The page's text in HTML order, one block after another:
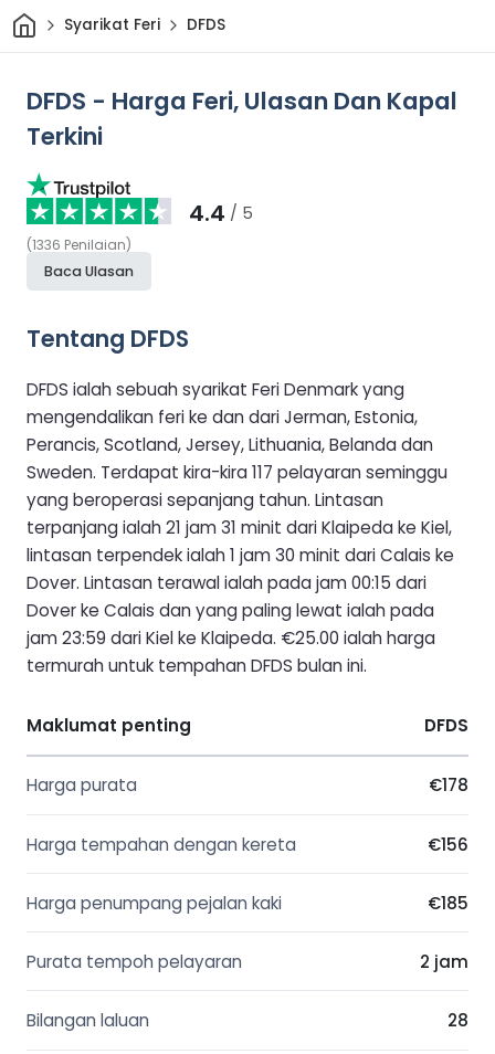
Rumah
Syarikat Feri DFDS
DFDS - Harga Feri, Ulasan Dan Kapal
Terkini
4.4 / 5
(1336 Penilaian)
Baca Ulasan
Tentang DFDS
DFDS ialah sebuah syarikat Feri Denmark yang
mengendalikan feri ke dan dari Jerman, Estonia,
Perancis, Scotland, Jersey, Lithuania, Belanda dan
Sweden. Terdapat kira-kira 117 pelayaran seminggu
yang beroperasi sepanjang tahun. Lintasan
terpanjang ialah 21 jam 31 minit dari Klaipeda ke Kiel,
lintasan terpendek ialah 1 jam 30 minit dari Calais ke
Dover. Lintasan terawal ialah pada jam 00:15 dari
Dover ke Calais dan yang paling lewat ialah pada
jam 23:59 dari Kiel ke Klaipeda. €25.00 ialah harga
termurah untuk tempahan DFDS bulan ini.
Maklumat penting DFDS
Harga purata €178
Harga tempahan dengan kereta €156
Harga penumpang pejalan kaki €185
Purata tempoh pelayaran 2 jam
Bilangan laluan 28